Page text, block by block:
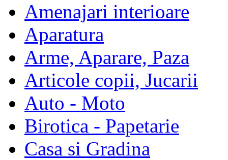
Amenajari interioare
Aparatura
Arme, Aparare, Paza
Articole copii, Jucarii
Auto - Moto
Birotica - Papetarie
Casa si Gradina